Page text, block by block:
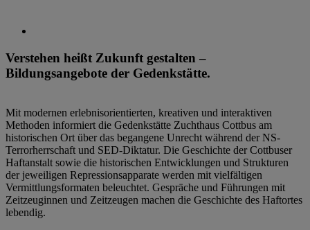
Verstehen heißt Zukunft gestalten –
Bildungsangebote der Gedenkstätte.
Mit modernen erlebnisorientierten, kreativen und interaktiven
Methoden informiert die Gedenkstätte Zuchthaus Cottbus am
historischen Ort über das begangene Unrecht während der NS-
Terrorherrschaft und SED-Diktatur. Die Geschichte der Cottbuser
Haftanstalt sowie die historischen Entwicklungen und Strukturen
der jeweiligen Repressionsapparate werden mit vielfältigen
Vermittlungsformaten beleuchtet. Gespräche und Führungen mit
Zeitzeuginnen und Zeitzeugen machen die Geschichte des Haftortes
lebendig.